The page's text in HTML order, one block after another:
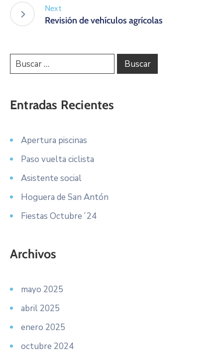
Next
Revisión de vehículos agrícolas
Entradas Recientes
Apertura piscinas
Paso vuelta ciclista
Asistente social
Hoguera de San Antón
Fiestas Octubre´24
Archivos
mayo 2025
abril 2025
enero 2025
octubre 2024